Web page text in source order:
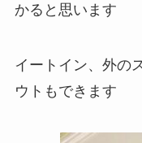
かると思います
イートイン、外の
ウトもできます